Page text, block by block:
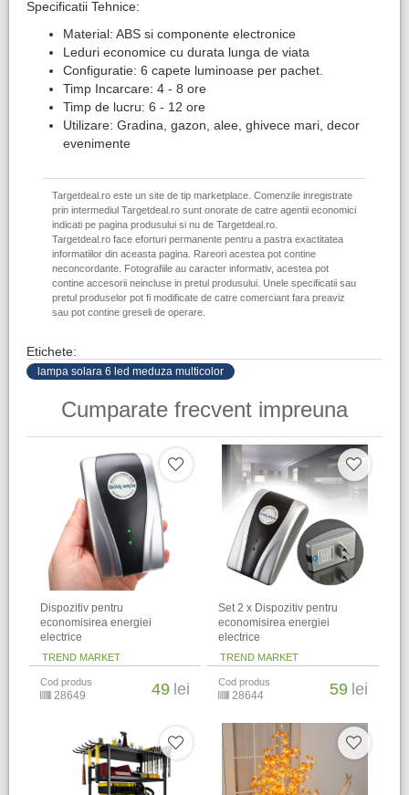
Specificatii Tehnice:
Material: ABS si componente electronice
Leduri economice cu durata lunga de viata
Configuratie: 6 capete luminoase per pachet.
Timp Incarcare: 4 - 8 ore
Timp de lucru: 6 - 12 ore
Utilizare: Gradina, gazon, alee, ghivece mari, decor
evenimente
Targetdeal.ro este un site de tip marketplace. Comenzile inregistrate
prin intermediul Targetdeal.ro sunt onorate de catre agentii economici
indicati pe pagina produsului si nu de Targetdeal.ro.
Targetdeal.ro face eforturi permanente pentru a pastra exactitatea
informatiilor din aceasta pagina. Rareori acestea pot contine
neconcordante. Fotografiile au caracter informativ, acestea pot
contine accesorii neincluse in pretul produsului. Unele specificatii sau
pretul produselor pot fi modificate de catre comerciant fara preaviz
sau pot contine greseli de operare.
Etichete:
lampa solara 6 led meduza multicolor
Cumparate frecvent impreuna
Dispozitiv pentru
economisirea energiei
electrice
TREND MARKET
Cod produs
28649 49 lei
Set 2 x Dispozitiv pentru
economisirea energiei
electrice
TREND MARKET
Cod produs
28644 59 lei